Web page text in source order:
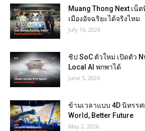
Muang Thong Next เน็
เมืองอัจฉริยะได้จริงไหม
July 16, 2026
ชิป SoC ตัวใหม่ เปิดตัว
Local AI พกพาได้
June 5, 2026
ข้ามเวลาแบบ 4D นิทรร
World, Better Future
May 2, 2026